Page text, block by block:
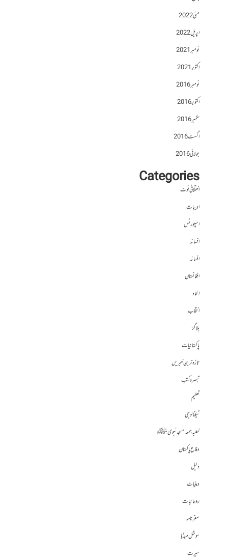
مئی 2022
اپریل 2022
نومبر 2021
اکتوبر 2021
نومبر 2016
اکتوبر 2016
ستمبر 2016
اگست 2016
جولائی 2016
Categories
اختلافی نوٹ
ادبیات
اسپورٹس
افسانہ
افسانہ
افغانستان
الحاد
انتخاب
بلاگز
پاکستانیات
تازہ ترین خبریں
تبصرہ کتب
تعلیم
ٹیکنالوجی
خطبہ جمعہ مسجد نبوی ﷺ
دفاع پاکستان
دلیل
دینیات
روحانیات
سفرنامہ
سوشل میڈیا
سیرت